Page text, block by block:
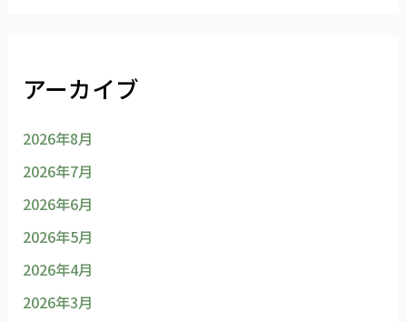
アーカイブ
2026年8月
2026年7月
2026年6月
2026年5月
2026年4月
2026年3月